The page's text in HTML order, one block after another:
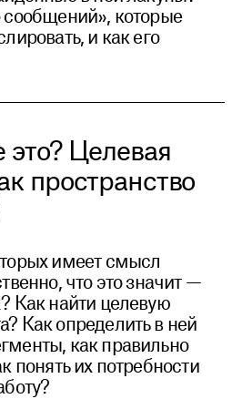
сообщений», которые
и как его
это? Целевая
пространство
имеет смысл
что это значит —
Как найти целевую
Как определить в ней
как правильно
понять их потребности